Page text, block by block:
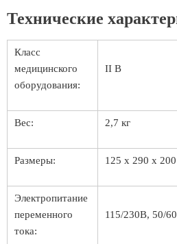
Технические
Класс
медицинского
оборудования:
II B
Вес: 2,7 кг
Размеры: 125 x 290 x
Электропитание
переменного
тока:
115/230В, 50/